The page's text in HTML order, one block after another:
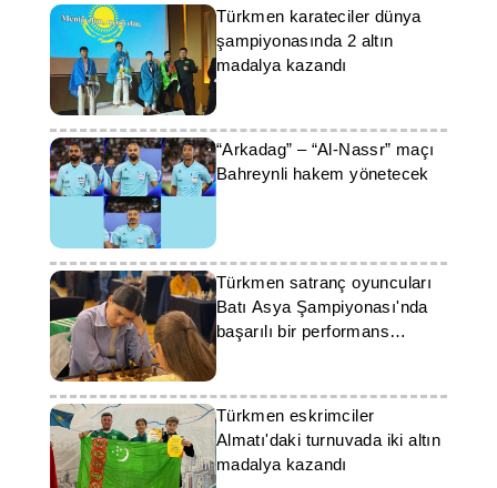
Türkmen karateciler dünya
şampiyonasında 2 altın
madalya kazandı
“Arkadag” – “Al-Nassr” maçı
Bahreynli hakem yönetecek
Türkmen satranç oyuncuları
Batı Asya Şampiyonası'nda
başarılı bir performans
sergiledi
Türkmen eskrimciler
Almatı'daki turnuvada iki altın
madalya kazandı